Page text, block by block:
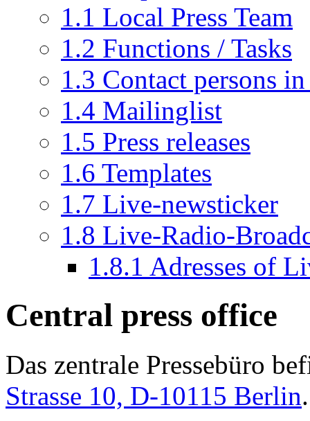
1.1 Local Press Team
1.2 Functions / Tasks
1.3 Contact persons
1.4 Mailinglist
1.5 Press releases
1.6 Templates
1.7 Live-newsticker
1.8 Live-Radio-
1.8.1 Adresses of
Central press office
Das zentrale Pressebüro
Strasse 10, D-10115 Berlin.